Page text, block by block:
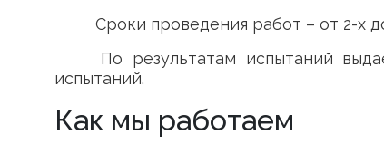
Сроки проведения работ – от 2-х
По результатам испытаний
испытаний.
Как мы работаем